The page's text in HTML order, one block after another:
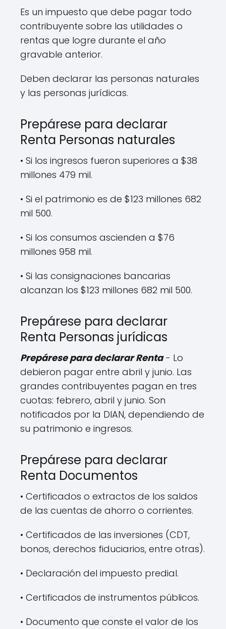
Es un impuesto que debe pagar todo
contribuyente sobre las utilidades o
rentas que logre durante el año
gravable anterior.
Deben declarar las personas naturales
y las personas jurídicas.
Prepárese para declarar
Renta Personas naturales
• Si los ingresos fueron superiores a $38
millones 479 mil.
• Si el patrimonio es de $123 millones 682
mil 500.
• Si los consumos ascienden a $76
millones 958 mil.
• Si las consignaciones bancarias
alcanzan los $123 millones 682 mil 500.
Prepárese para declarar
Renta Personas jurídicas
Prepárese para declarar Renta- Lo
debieron pagar entre abril y junio. Las
grandes contribuyentes pagan en tres
cuotas: febrero, abril y junio. Son
notificados por la DIAN, dependiendo de
su patrimonio e ingresos.
Prepárese para declarar
Renta Documentos
• Certificados o extractos de los saldos
de las cuentas de ahorro o corrientes.
• Certificados de las inversiones (CDT,
bonos, derechos fiduciarios, entre otras).
• Declaración del impuesto predial.
• Certificados de instrumentos públicos.
• Documento que conste el valor de los